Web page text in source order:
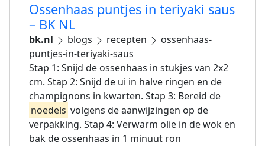
Ossenhaas puntjes in teriyaki saus
– BK NL
bk.nl blogs recepten
ossenhaas-
puntjes-in-teriyaki-saus
Stap 1: Snijd de ossenhaas in stukjes van 2x2
cm. Stap 2: Snijd de ui in halve ringen en de
champignons in kwarten. Stap 3: Bereid de
noedels volgens de aanwijzingen op de
verpakking. Stap 4: Verwarm olie in de wok en
bak de ossenhaas in 1 minuut ron